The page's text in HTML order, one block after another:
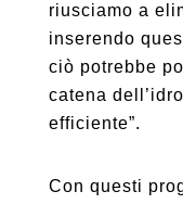
riusciamo a
inserendo
ciò potrebbe
catena
efficiente”.
Con questi